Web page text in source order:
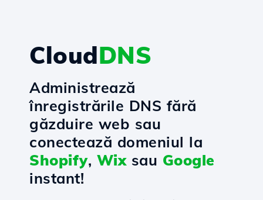
CloudDNS
Administrează
înregistrările DNS fără
găzduire web sau
conectează domeniul la
Shopify, Wixsau Google
instant!